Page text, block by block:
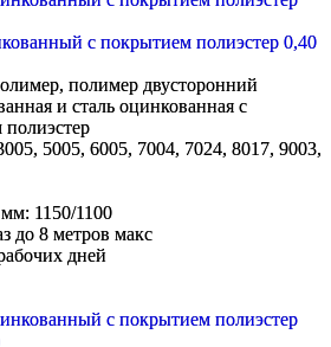
с покрытием полиэстер 0,40
полимер двусторонний
и сталь оцинкованная с
5005, 6005, 7004, 7024, 8017, 9003,
1150/1100
до 8 метров макс
дней